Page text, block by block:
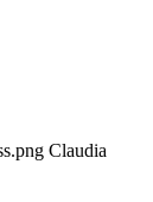
Claudia